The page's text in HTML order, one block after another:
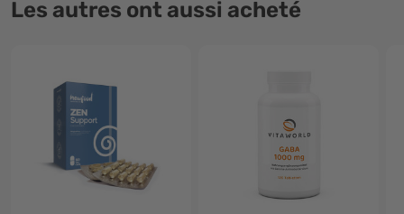
Les autres ont aussi acheté